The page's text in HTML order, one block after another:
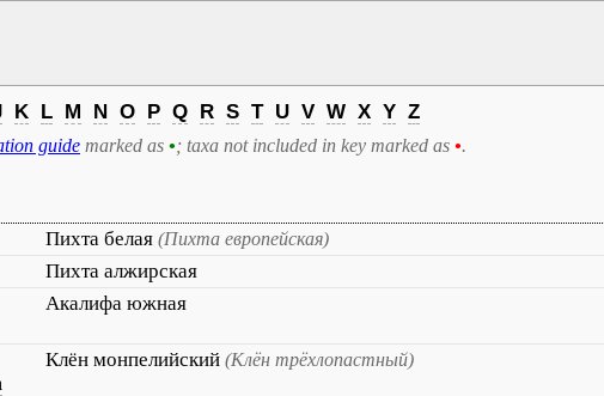
K L M N O P Q R S T U V W X Y Z
guide marked as •; taxa not included in key marked as •.
Пихта белая (Пихта европейская)
Пихта алжирская
Акалифа южная
Клён монпелийский (Клён трёхлопастный)